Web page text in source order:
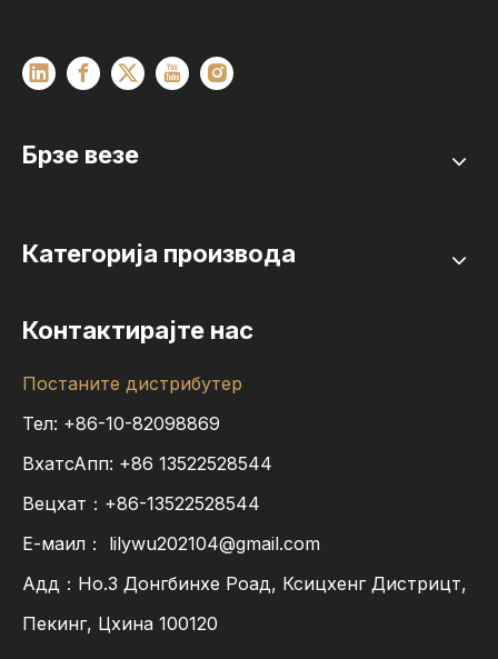
Брзе везе
Категорија производа
Контактирајте нас
Постаните дистрибутер
Тел: +86-10-82098869
ВхатсАпп: +86 13522528544
Вецхат：+86-13522528544
Е-маил： lilywu202104@gmail.com
Адд：Но.3 Донгбинхе Роад, Ксицхенг Дистрицт,
Пекинг, Цхина 100120